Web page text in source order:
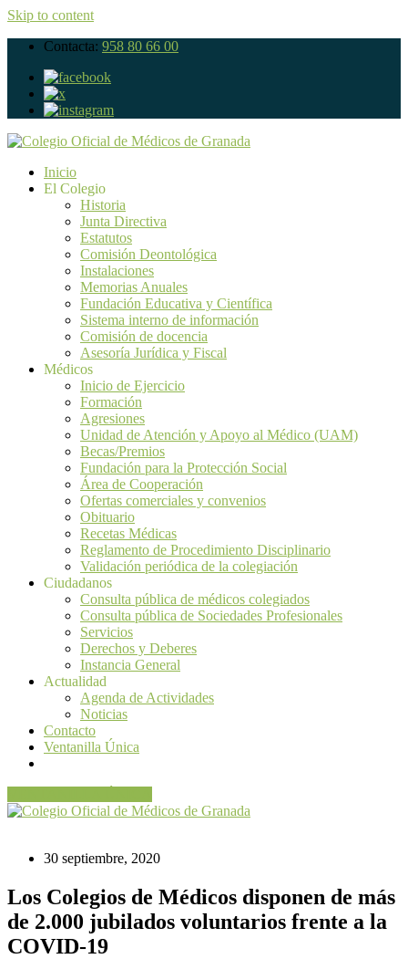
Skip to content
Contacta: 958 80 66 00
Inicio
El Colegio
Historia
Junta Directiva
Estatutos
Comisión Deontológica
Instalaciones
Memorias Anuales
Fundación Educativa y Científica
Sistema interno de información
Comisión de docencia
Asesoría Jurídica y Fiscal
Médicos
Inicio de Ejercicio
Formación
Agresiones
Unidad de Atención y Apoyo al Médico (UAM)
Becas/Premios
Fundación para la Protección Social
Área de Cooperación
Ofertas comerciales y convenios
Obituario
Recetas Médicas
Reglamento de Procedimiento Disciplinario
Validación periódica de la colegiación
Ciudadanos
Consulta pública de médicos colegiados
Consulta pública de Sociedades Profesionales
Servicios
Derechos y Deberes
Instancia General
Actualidad
Agenda de Actividades
Noticias
Contacto
Ventanilla Única
30 septiembre, 2020
Los Colegios de Médicos disponen de más
de 2.000 jubilados voluntarios frente a la
COVID-19